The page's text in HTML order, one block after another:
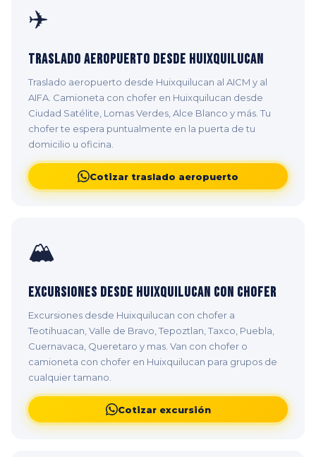
✈️
Traslado Aeropuerto desde Huixquilucan
Traslado aeropuerto desde Huixquilucan al AICM y al
AIFA. Camioneta con chofer en Huixquilucan desde
Ciudad Satélite, Lomas Verdes, Alce Blanco y más. Tu
chofer te espera puntualmente en la puerta de tu
domicilio u oficina.
Cotizar traslado aeropuerto
🏔️
Excursiones desde Huixquilucan con Chofer
Excursiones desde Huixquilucan con chofer a
Teotihuacan, Valle de Bravo, Tepoztlan, Taxco, Puebla,
Cuernavaca, Queretaro y mas. Van con chofer o
camioneta con chofer en Huixquilucan para grupos de
cualquier tamano.
Cotizar excursión